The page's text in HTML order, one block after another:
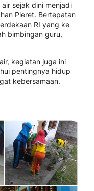
sejak dini menjadi
Pleret. Bertepatan
RI yang ke
bimbingan guru,
kegiatan juga ini
pentingnya hidup
kebersamaan.